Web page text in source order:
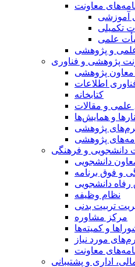
معاونت
آموزشی
تکمیلی
علمی
و پژوهشی
پژوهشی و فناوری
پژوهشی
اطلاعات
کتابخانه
علمی و مقالات
و همایش‌ها
پژوهشی
پژوهشی
دانشجویی و فرهنگی
دانشجویی
و فوق برنامه
دانشجویی
نظام وظیفه
تربیت بدنی
مرکز مشاوره
و کمیته‌ها
مورد نیاز
معاونت
اداری و پشتیبانی